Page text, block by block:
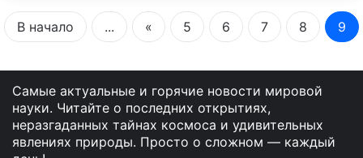
В начало ... « 5 6 7 8 9
Самые актуальные и горячие новости мировой
науки. Читайте о последних открытиях,
неразгаданных тайнах космоса и удивительных
явлениях природы. Просто о сложном — каждый